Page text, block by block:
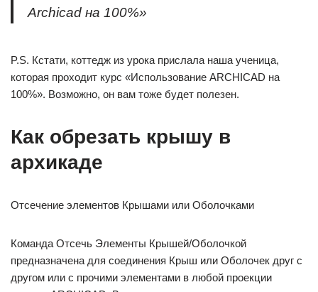
Archicad на 100%»
P.S. Кстати, коттедж из урока прислала наша ученица,
которая проходит курс «Использование ARCHICAD на
100%». Возможно, он вам тоже будет полезен.
Как обрезать крышу в
архикаде
Отсечение элементов Крышами или Оболочками
Команда Отсечь Элементы Крышей/Оболочкой
предназначена для соединения Крыш или Оболочек друг с
другом или с прочими элементами в любой проекции